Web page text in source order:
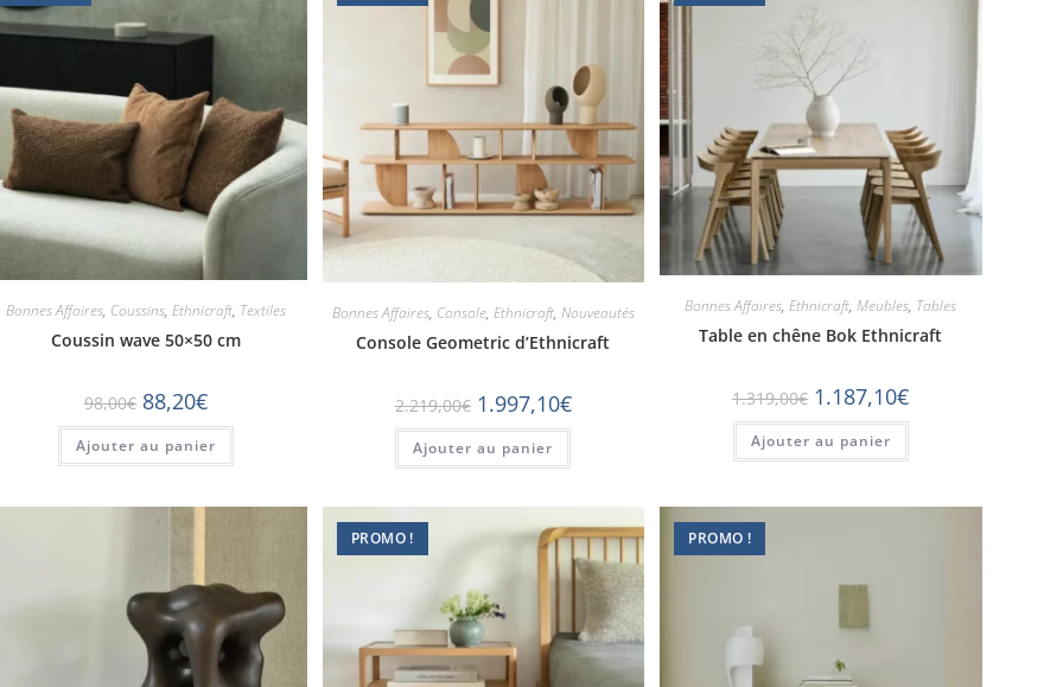
Bonnes Affaires, Coussins,Ethnicraft, Textiles
Coussin wave 50×50 cm
98,00€ 88,20€
Ajouter au panier
Bonnes Affaires, Console, Ethnicraft, Nouveautés
Console Geometric d’Ethnicraft
2.219,00€ 1.997,10€
Ajouter au panier
Bonnes Affaires,Ethnicraft,Meubles, Tables
Table en chêne Bok Ethnicraft
1.319,00€ 1.187,10€
Ajouter au panier
PROMO ! PROMO !